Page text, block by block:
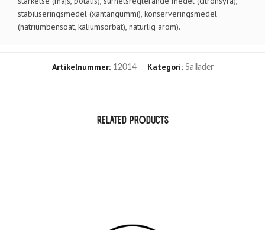
stabiliseringsmedel (xantangummi), konserveringsmedel
(natriumbensoat, kaliumsorbat), naturlig arom).
Artikelnummer: 12014 Kategori: Sallader
RELATED PRODUCTS